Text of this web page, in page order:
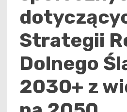
Strategii
Dolnego
2030+ z